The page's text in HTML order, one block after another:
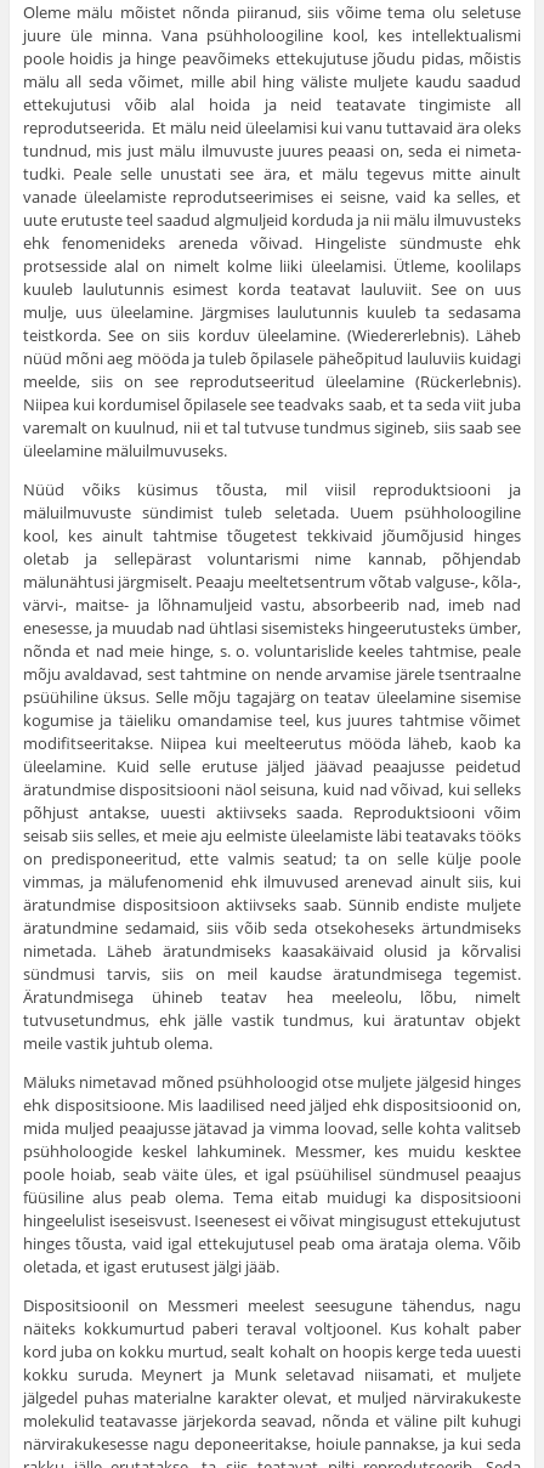
Oleme mälu mõistet nõnda piiranud, siis võime tema olu seletuse
juure üle minna. Vana psühholoogiline kool, kes intellektualismi
poole hoidis ja hinge peavõimeks ettekujutuse jõudu pidas, mõistis
mälu all seda võimet, mille abil hing väliste muljete kaudu saadud
ettekujutusi võib alal hoida ja neid teatavate tingimiste all
reprodutseerida. Et mälu neid üleelamisi kui vanu tuttavaid ära oleks
tundnud, mis just mälu ilmuvuste juures peaasi on, seda ei nimeta­
tudki. Peale selle unustati see ära, et mälu tegevus mitte ainult
vanade üleelamiste reprodutseerimises ei seisne, vaid ka selles, et
uute erutuste teel saadud algmuljeid korduda ja nii mälu ilmuvusteks
ehk fenomenideks areneda võivad. Hingeliste sündmuste ehk
protsesside alal on nimelt kolme liiki üleelamisi. Ütleme, koolilaps
kuuleb laulutunnis esimest korda teatavat lauluviit. See on uus
mulje, uus üleelamine. Järgmises laulutunnis kuuleb ta sedasama
teistkorda. See on siis korduv üleelamine. (Wiedererlebnis). Läheb
nüüd mõni aeg mööda ja tuleb õpilasele päheõpitud lauluviis kuidagi
meelde, siis on see reprodutseeritud üleelamine (Rückerlebnis).
Niipea kui kordumisel õpilasele see teadvaks saab, et ta seda viit juba
varemalt on kuulnud, nii et tal tutvuse tundmus sigineb, siis saab see
üleelamine mäluilmuvuseks.
Nüüd võiks küsimus tõusta, mil viisil reproduktsiooni ja
mäluilmuvuste sündimist tuleb seletada. Uuem psühholoogiline
kool, kes ainult tahtmise tõugetest tekkivaid jõumõjusid hinges
oletab ja sellepärast voluntarismi nime kan­nab, põhjendab
mälunähtusi järgmiselt. Peaaju meeltetsentrum võtab valguse-, kõla-,
värvi-, maitse- ja lõhnamuljeid vastu, absorbeerib nad, imeb nad
enesesse, ja muudab nad ühtlasi sisemisteks hingeerutusteks ümber,
nõnda et nad meie hinge, s. o. voluntarislide keeles tahtmise, peale
mõju avaldavad, sest tahtmine on nende arvamise järele tsentraalne
psüühiline üksus. Selle mõju tagajärg on teatav üleelamine sisemise
kogumise ja täieliku omandamise teel, kus juures tahtmise võimet
modifitseeritakse. Niipea kui meelteerutus mööda läheb, kaob ka
üleelamine. Kuid selle erutuse jäljed jäävad peaajusse peidetud
äratundmise dispositsiooni näol seis­una, kuid nad võivad, kui selleks
põhjust antakse, uuesti aktiivseks saada. Reproduktsiooni võim
seisab siis selles, et meie aju eel­miste üleelamiste läbi teatavaks tööks
on predisponeeritud, ette valmis seatud; ta on selle külje poole
vimmas, ja mälufenomenid ehk ilmuvused arenevad ainult siis, kui
äratundmise dispositsioon aktiivseks saab. Sünnib endiste muljete
äratundmine seda­maid, siis võib seda otsekoheseks ärtundmiseks
nimetada. Läheb äratundmiseks kaasakäivaid olusid ja kõrvalisi
sünd­musi tarvis, siis on meil kaudse äratundmisega tegemist.
Äratundmisega ühineb teatav hea meeleolu, lõbu, nimelt
tutvusetundmus, ehk jälle vastik tundmus, kui äratuntav objekt
meile vastik juhtub olema.
Mäluks nimetavad mõned psühholoogid otse muljete jälgesid hinges
ehk dispositsioone. Mis laadilised need jäljed ehk dispositsioonid on,
mida muljed peaajusse jäta­vad ja vimma loovad, selle kohta valitseb
psühholoogide keskel lahkuminek. Messmer, kes muidu kesktee
poole hoiab, seab väite üles, et igal psüühilisel sündmusel peaajus
füüsiline alus peab olema. Tema eitab muidugi ka dispositsiooni
hingeelulist iseseisvust. Iseenesest ei võivat mingisugust ettekujutust
hinges tõusta, vaid igal ettekujutusel peab oma ärataja olema. Võib
oletada, et igast erutusest jälgi jääb.
Dispositsioonil on Messmeri meelest seesugune tä­hendus, nagu
näiteks kokkumurtud paberi teraval voltjoonel. Kus kohalt paber
kord juba on kokku murtud, sealt kohalt on hoopis kerge teda uuesti
kokku suruda. Meynert ja Munk seletavad niisamati, et muljete
jälgedel puhas materialne karakter olevat, et muljed närvirakukeste
molekulid teatavasse järjekorda seavad, nõnda et väline pilt kuhugi
närvirakukesesse nagu deponeeritakse, hoiule pannakse, ja kui seda